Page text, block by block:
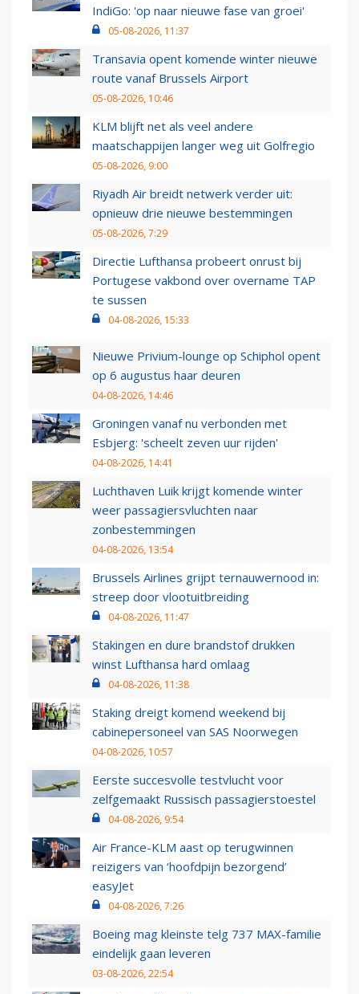
IndiGo: 'op naar nieuwe fase van groei'
05-08-2026, 11:37
Transavia opent komende winter nieuwe
route vanaf Brussels Airport
05-08-2026, 10:46
KLM blijft net als veel andere
maatschappijen langer weg uit Golfregio
05-08-2026, 9:00
Riyadh Air breidt netwerk verder uit:
opnieuw drie nieuwe bestemmingen
05-08-2026, 7:29
Directie Lufthansa probeert onrust bij
Portugese vakbond over overname TAP
te sussen
04-08-2026, 15:33
Nieuwe Privium-lounge op Schiphol opent
op 6 augustus haar deuren
04-08-2026, 14:46
Groningen vanaf nu verbonden met
Esbjerg: 'scheelt zeven uur rijden'
04-08-2026, 14:41
Luchthaven Luik krijgt komende winter
weer passagiersvluchten naar
zonbestemmingen
04-08-2026, 13:54
Brussels Airlines grijpt ternauwernood in:
streep door vlootuitbreiding
04-08-2026, 11:47
Stakingen en dure brandstof drukken
winst Lufthansa hard omlaag
04-08-2026, 11:38
Staking dreigt komend weekend bij
cabinepersoneel van SAS Noorwegen
04-08-2026, 10:57
Eerste succesvolle testvlucht voor
zelfgemaakt Russisch passagierstoestel
04-08-2026, 9:54
Air France-KLM aast op terugwinnen
reizigers van ‘hoofdpijn bezorgend’
easyJet
04-08-2026, 7:26
Boeing mag kleinste telg 737 MAX-familie
eindelijk gaan leveren
03-08-2026, 22:54